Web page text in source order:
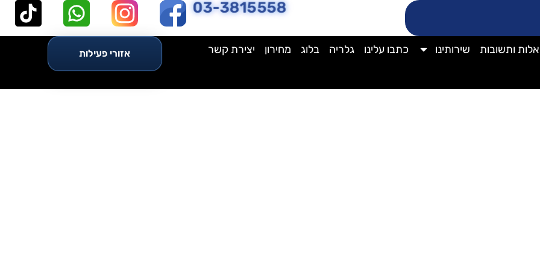
03-3815558
ותשובות שירותינו כתבו עלינו גלריה בלוג מחירון יצירת קשר אזורי פעילות